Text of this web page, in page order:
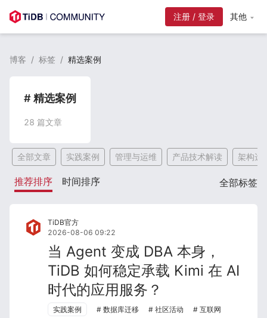
注册 / 登录 其他
博客 / 标签 / 精选案例
# 精选案例
28 篇文章
全部文章 实践案例 管理与运维 产品技术解读 架构选
推荐排序 时间排序 全部标签
TiDB官方
2026-08-06 09:22
当 Agent 变成 DBA 本身，
TiDB 如何稳定承载 Kimi 在 AI
时代的应用服务？
实践案例 数据库迁移 社区活动
互联网